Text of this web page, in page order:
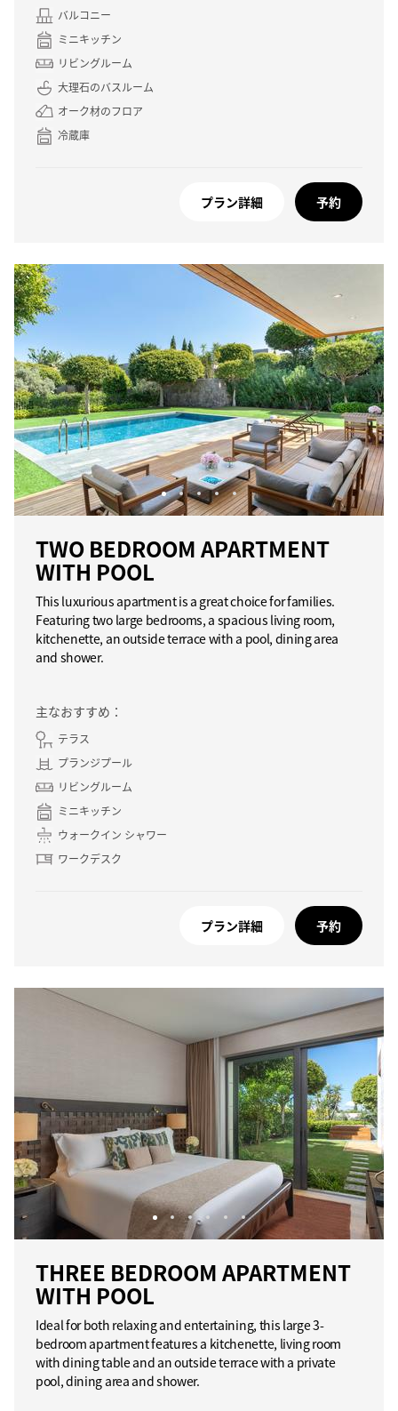
バルコニー
ミニキッチン
リビングルーム
大理石のバスルーム
オーク材のフロア
冷蔵庫
プラン詳細 予約
TWO BEDROOM APARTMENT
WITH POOL
This luxurious apartment is a great choice for families.
Featuring two large bedrooms, a spacious living room,
kitchenette, an outside terrace with a pool, dining area
and shower.
主なおすすめ：
テラス
プランジプール
リビングルーム
ミニキッチン
ウォークイン シャワー
ワークデスク
プラン詳細 予約
THREE BEDROOM APARTMENT
WITH POOL
Ideal for both relaxing and entertaining, this large 3-
bedroom apartment features a kitchenette, living room
with dining table and an outside terrace with a private
pool, dining area and shower.